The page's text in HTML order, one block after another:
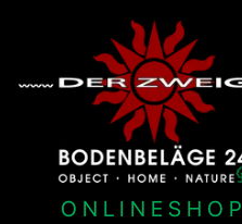
ONLINESHOP